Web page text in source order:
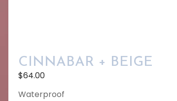
CINNABAR + BEIGE
$64.00
Waterproof